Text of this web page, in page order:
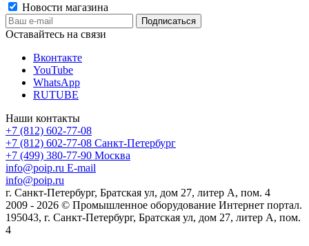
Новости магазина
Оставайтесь на связи
Вконтакте
YouTube
WhatsApp
RUTUBE
Наши контакты
+7 (812) 602-77-08
+7 (812) 602-77-08 Санкт-Петербург
+7 (499) 380-77-90 Москва
info@poip.ru E-mail
info@poip.ru
г. Санкт-Петербург, Братская ул, дом 27, литер А, пом. 4
2009 - 2026 © Промышленное оборудование Интернет портал.
195043, г. Санкт-Петербург, Братская ул, дом 27, литер А, пом.
4